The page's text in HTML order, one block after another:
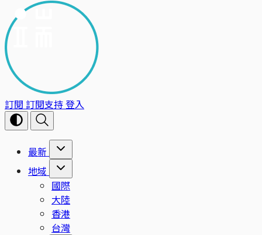
訂閱 訂閱支持登入
最新
地域
國際
大陸
香港
台灣